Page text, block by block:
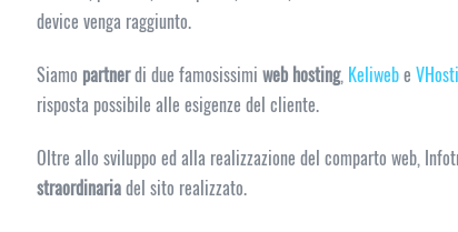
device venga raggiunto.
Siamo partnerdi due famosissimi web hosting, Keliwebe
risposta possibile alle esigenze del cliente.
Oltre allo sviluppo ed alla realizzazione del comparto web,
straordinariadel sito realizzato.